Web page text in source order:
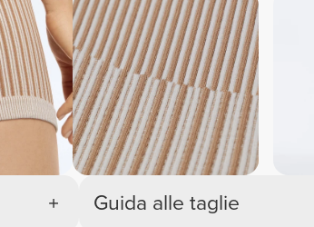
Guida alle taglie